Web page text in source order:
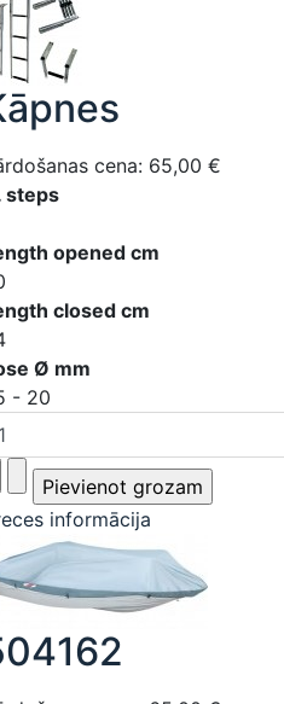
cena: 65,00 €
steps
opened cm
closed cm
Ø mm
- 20
informācija